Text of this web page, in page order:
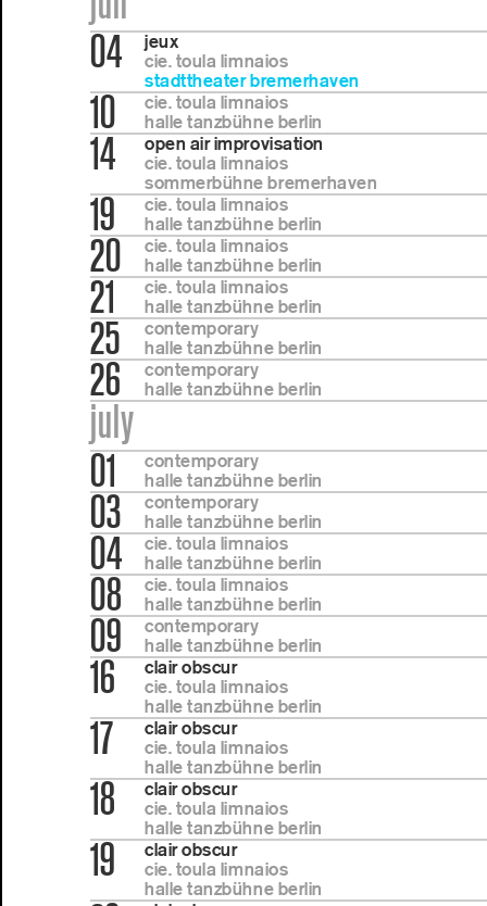
04
jeux
cie. toula limnaios
stadttheater bremerhaven
10
cie. toula limnaios
halle tanzbühne berlin
14
open air improvisation
cie. toula limnaios
sommerbühne bremerhaven
19
cie. toula limnaios
halle tanzbühne berlin
20
cie. toula limnaios
halle tanzbühne berlin
21
cie. toula limnaios
halle tanzbühne berlin
25
contemporary
halle tanzbühne berlin
26
contemporary
halle tanzbühne berlin
july
01
contemporary
halle tanzbühne berlin
03
contemporary
halle tanzbühne berlin
04
cie. toula limnaios
halle tanzbühne berlin
08
cie. toula limnaios
halle tanzbühne berlin
09
contemporary
halle tanzbühne berlin
16
clair obscur
cie. toula limnaios
halle tanzbühne berlin
17
clair obscur
cie. toula limnaios
halle tanzbühne berlin
18
clair obscur
cie. toula limnaios
halle tanzbühne berlin
19
clair obscur
cie. toula limnaios
halle tanzbühne berlin